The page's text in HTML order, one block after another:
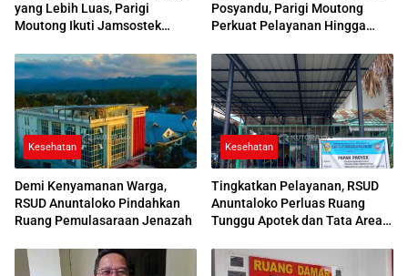
yang Lebih Luas, Parigi
Moutong Ikuti Jamsostek
Posyandu, Parigi Moutong
Perkuat Pelayanan Hingga
Kesehatan
Demi Kenyamanan Warga,
RSUD Anuntaloko Pindahkan
Ruang Pemulasaraan Jenazah
Kesehatan
Tingkatkan Pelayanan, RSUD
Anuntaloko Perluas Ruang
Tunggu Apotek dan Tata Area